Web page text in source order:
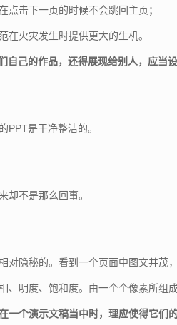
点击下一页的时候不会跳回主页；
在火灾发生时提供更大的生机。
自己的作品，还得展现给别人，应当
PPT是干净整洁的。
却不是那么回事。
对隐秘的。看到一个页面中图文并茂
、明度、饱和度。由一个个像素所组
一个演示文稿当中时，理应使得它们